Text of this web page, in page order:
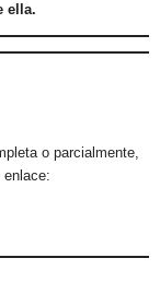
ella.
o parcialmente,